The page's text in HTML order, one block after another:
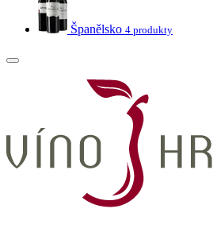
Španělsko 4 produkty